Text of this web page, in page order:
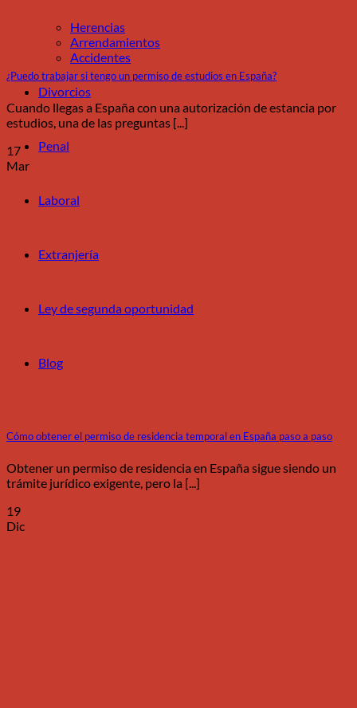
Herencias
Arrendamientos
Accidentes
Divorcios
Penal
Laboral
Extranjería
Ley de segunda oportunidad
Blog
¿Puedo trabajar si tengo un permiso de estudios en España?
Cuando llegas a España con una autorización de estancia por
estudios, una de las preguntas [...]
17
Mar
Cómo obtener el permiso de residencia temporal en España paso a paso
Obtener un permiso de residencia en España sigue siendo un
trámite jurídico exigente, pero la [...]
19
Dic